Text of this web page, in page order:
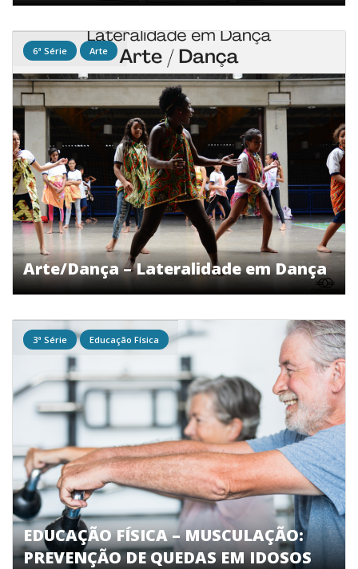
Arte/Dança – Lateralidade em Dança
6ª Série Arte
EDUCAÇÃO FÍSICA – MUSCULAÇÃO:
PREVENÇÃO DE QUEDAS EM IDOSOS
3ª Série Educação Física